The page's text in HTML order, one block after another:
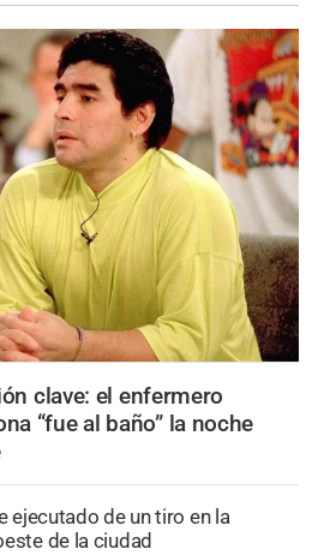
clave: el enfermero
“fue al baño” la noche
ejecutado de un tiro en la
de la ciudad